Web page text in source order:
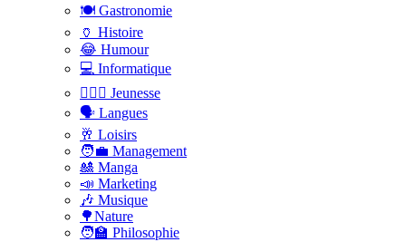
🍽️ Gastronomie
🏺 Histoire
😂 Humour
💻 Informatique
🤸🏽‍♀️ Jeunesse
🗣 Langues
🥂 Loisirs
🧑‍💼 Management
🎎 Manga
📣 Marketing
🎶 Musique
🌳Nature
🧑‍🏫 Philosophie